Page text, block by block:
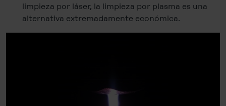
limpieza por láser, la limpieza por plasma es una
alternativa extremadamente económica.